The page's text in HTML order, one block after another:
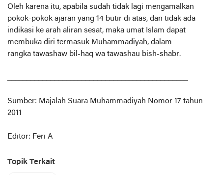
Oleh karena itu, apabila sudah tidak lagi mengamalkan
pokok-pokok ajaran yang 14 butir di atas, dan tidak ada
indikasi ke arah aliran sesat, maka umat Islam dapat
membuka diri termasuk Muhammadiyah, dalam
rangka tawashaw bil-haq wa tawashau bish-shabr.
Sumber: Majalah Suara Muhammadiyah Nomor 17 tahun
2011
Editor: Feri A
Topik Terkait